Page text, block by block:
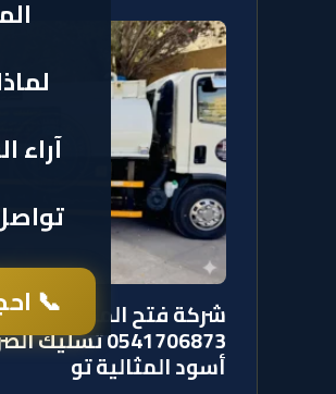
آراء
📞شركة فتح المجاري
0541706873
أسود المثالية تو